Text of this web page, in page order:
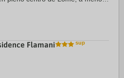
de playa se ...
Flamani